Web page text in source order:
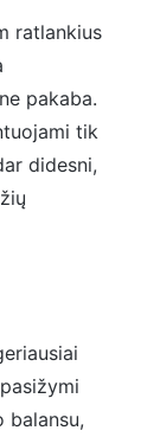
ratlankius
pakaba.
tik
didesni,
balansu,